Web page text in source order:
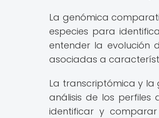
La genómica
especies para
entender la evolución
asociadas a
La transcriptómica y
análisis de los
identificar y